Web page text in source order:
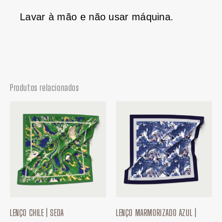
Lavar à mão e não usar máquina.
Produtos relacionados
LENÇO CHILE | SEDA
LENÇO MARMORIZADO AZUL |